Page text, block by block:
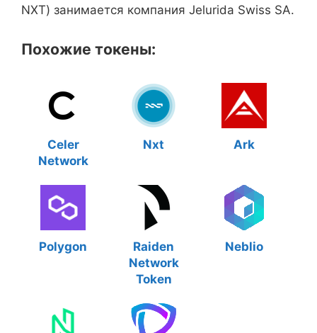
NXT) занимается компания Jelurida Swiss SA.
Похожие токены:
Celer
Network
Nxt Ark
Polygon
Raiden
Network
Token
Neblio